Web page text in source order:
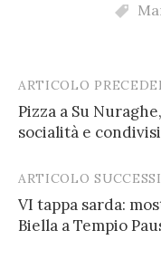
Post
navigation
ARTICOLO
Pizza a Su
socialità e
ARTICOLO
VI tappa sarda:
Biella a Tempio